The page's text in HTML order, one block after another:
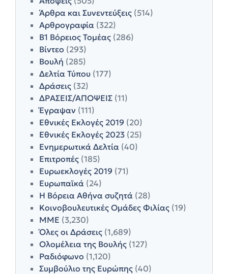
Άρθρα και Συνεντεύξεις (514)
Αρθρογραφία (322)
Β1 Βόρειος Τομέας (286)
Βίντεο (293)
Βουλή (285)
Δελτία Τύπου (177)
Δράσεις (32)
ΔΡΑΣΕΙΣ/ΑΠΟΨΕΙΣ (11)
Έγραψαν (111)
Εθνικές Εκλογές 2019 (20)
Εθνικές Εκλογές 2023 (25)
Ενημερωτικά Δελτία (40)
Επιτροπές (185)
Ευρωεκλογές 2019 (71)
Ευρωπαϊκά (24)
Η Βόρεια Αθήνα συζητά (28)
Κοινοβουλευτικές Ομάδες Φιλίας (19)
ΜΜΕ (3,230)
Όλες οι Δράσεις (1,689)
Ολομέλεια της Βουλής (127)
Ραδιόφωνο (1,120)
Συμβούλιο της Ευρώπης (40)